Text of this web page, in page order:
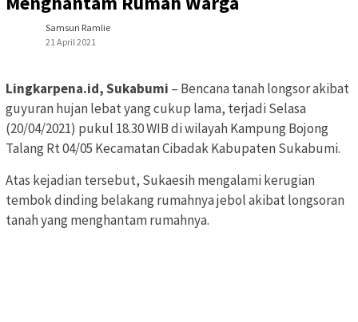
Samsun Ramlie
21 April 2021
Lingkarpena.id, Sukabumi – Bencana tanah longsor akibat
guyuran hujan lebat yang cukup lama, terjadi Selasa
(20/04/2021) pukul 18.30 WIB di wilayah Kampung Bojong
Talang Rt 04/05 Kecamatan Cibadak Kabupaten Sukabumi.
Atas kejadian tersebut, Sukaesih mengalami kerugian
tembok dinding belakang rumahnya jebol akibat longsoran
tanah yang menghantam rumahnya.